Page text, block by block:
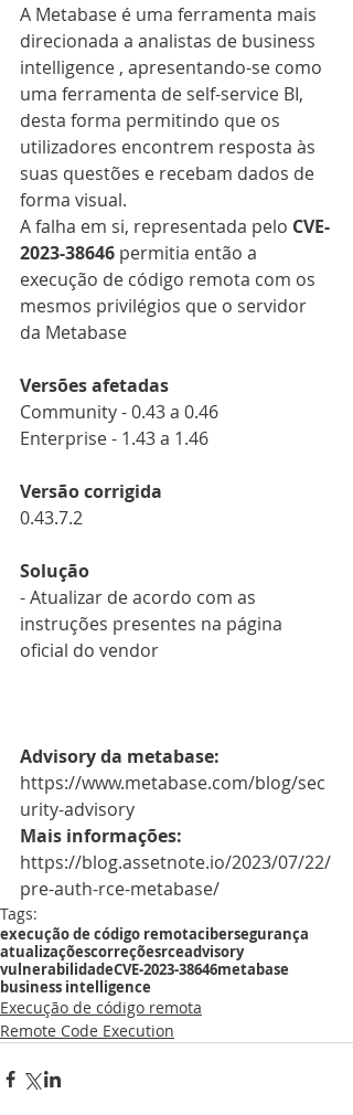
A Metabase é uma ferramenta mais
direcionada a analistas de business
intelligence , apresentando-se como
uma ferramenta de self-service BI,
desta forma permitindo que os
utilizadores encontrem resposta às
suas questões e recebam dados de
forma visual.
A falha em si, representada pelo CVE-
2023-38646 permitia então a
execução de código remota com os
mesmos privilégios que o servidor
da Metabase
Versões afetadas
Community - 0.43 a 0.46
Enterprise - 1.43 a 1.46
Versão corrigida
0.43.7.2
Solução
- Atualizar de acordo com as
instruções presentes na página
oficial do vendor
Advisory da metabase:
https://www.metabase.com/blog/sec
urity-advisory
Mais informações:
https://blog.assetnote.io/2023/07/22/
pre-auth-rce-metabase/
Tags:
execução de código remotacibersegurança
atualizaçõescorreçõesrceadvisory
vulnerabilidadeCVE-2023-38646metabase
business intelligence
Execução de código remota
Remote Code Execution